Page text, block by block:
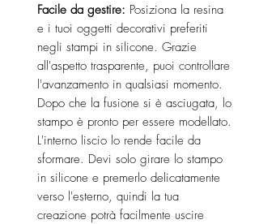
Facile da gestire: Posiziona la resina
e i tuoi oggetti decorativi preferiti
negli stampi in silicone. Grazie
all'aspetto trasparente, puoi controllare
l'avanzamento in qualsiasi momento.
Dopo che la fusione si è asciugata, lo
stampo è pronto per essere modellato.
L'interno liscio lo rende facile da
sformare. Devi solo girare lo stampo
in silicone e premerlo delicatamente
verso l'esterno, quindi la tua
creazione potrà facilmente uscire